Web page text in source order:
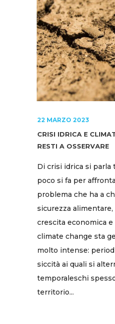
22 MARZO 2023
CRISI IDRICA E
RESTI A OSSERVARE
Di crisi idrica si parla
poco si fa per
problema che ha a
sicurezza
crescita economica e
climate change sta
molto intense:
siccità ai quali si
temporaleschi
territorio...